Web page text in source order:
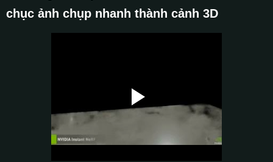
chục ảnh chụp nhanh thành cảnh 3D